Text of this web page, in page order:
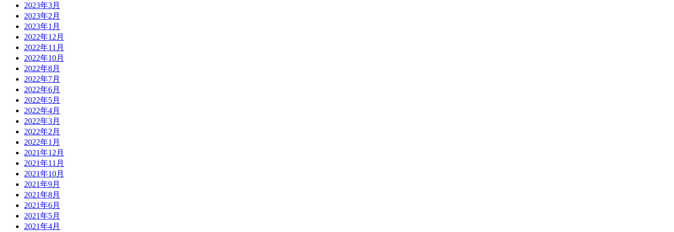
2023年3月
2023年2月
2023年1月
2022年12月
2022年11月
2022年10月
2022年8月
2022年7月
2022年6月
2022年5月
2022年4月
2022年3月
2022年2月
2022年1月
2021年12月
2021年11月
2021年10月
2021年9月
2021年8月
2021年6月
2021年5月
2021年4月